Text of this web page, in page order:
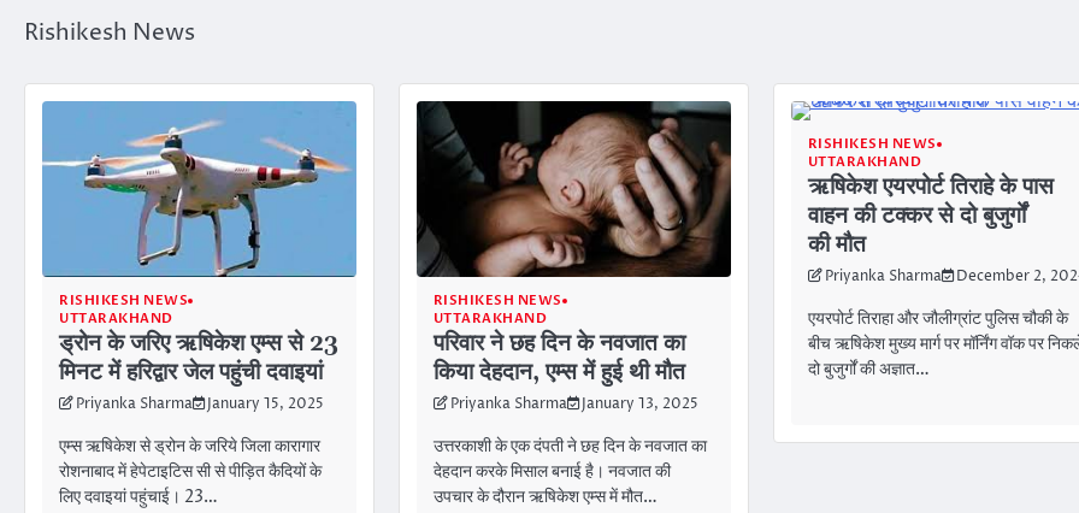
Rishikesh News
RISHIKESH NEWS
UTTARAKHAND
ड्रोन के जरिए ऋषिकेश एम्स से 23
मिनट में हरिद्वार जेल पहुंची दवाइयां
Priyanka Sharma January 15, 2025
एम्स ऋषिकेश से ड्रोन के जरिये जिला कारागार
रोशनाबाद में हेपेटाइटिस सी से पीड़ित कैदियों के
लिए दवाइयां पहुंचाई। 23…
RISHIKESH NEWS
UTTARAKHAND
परिवार ने छह दिन के नवजात का
किया देहदान, एम्स में हुई थी मौत
Priyanka Sharma January 13, 2025
उत्तरकाशी के एक दंपती ने छह दिन के नवजात का
देहदान करके मिसाल बनाई है। नवजात की
उपचार के दौरान ऋषिकेश एम्स में मौत…
RISHIKESH NEWS
UTTARAKHAND
ऋषिकेश एयरपोर्ट तिराहे के पास
वाहन की टक्कर से दो बुजुर्गों
की मौत
Priyanka Sharma December 2,
एयरपोर्ट तिराहा और जौलीग्रांट पुलिस चौकी के
बीच ऋषिकेश मुख्य मार्ग पर मॉर्निंग वॉक पर
दो बुजुर्गों की अज्ञात…